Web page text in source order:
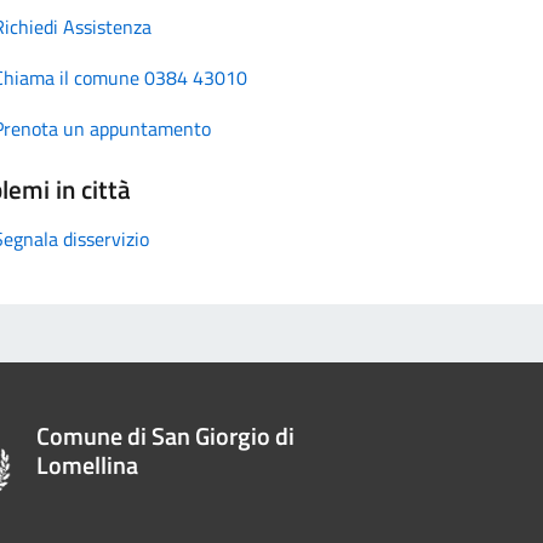
Assistenza
il comune 0384 43010
un appuntamento
in città
disservizio
Comune di San Giorgio di
Lomellina